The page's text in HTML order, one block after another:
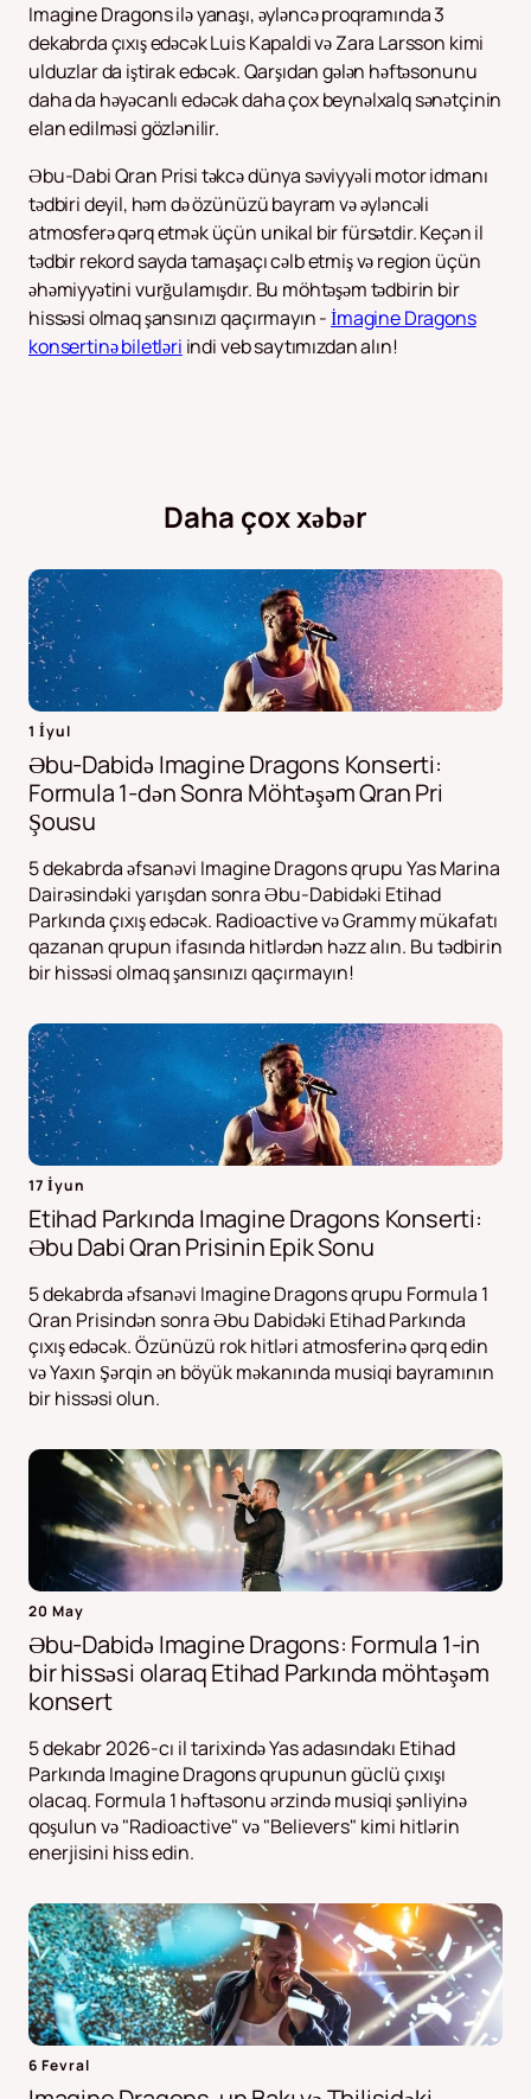
Imagine Dragons ilə yanaşı, əyləncə proqramında 3
dekabrda çıxış edəcək Luis Kapaldi və Zara Larsson kimi
ulduzlar da iştirak edəcək. Qarşıdan gələn həftəsonunu
daha da həyəcanlı edəcək daha çox beynəlxalq sənətçinin
elan edilməsi gözlənilir.
Əbu-Dabi Qran Prisi təkcə dünya səviyyəli motor idmanı
tədbiri deyil, həm də özünüzü bayram və əyləncəli
atmosferə qərq etmək üçün unikal bir fürsətdir. Keçən il
tədbir rekord sayda tamaşaçı cəlb etmiş və region üçün
əhəmiyyətini vurğulamışdır. Bu möhtəşəm tədbirin bir
hissəsi olmaq şansınızı qaçırmayın -İmagine Dragons
konsertinə biletləri indi veb saytımızdan alın!
Daha çox xəbər
1 İyul
Əbu-Dabidə Imagine Dragons Konserti:
Formula 1-dən Sonra Möhtəşəm Qran Pri
Şousu
5 dekabrda əfsanəvi Imagine Dragons qrupu Yas Marina
Dairəsindəki yarışdan sonra Əbu-Dabidəki Etihad
Parkında çıxış edəcək. Radioactive və Grammy mükafatı
qazanan qrupun ifasında hitlərdən həzz alın. Bu tədbirin
bir hissəsi olmaq şansınızı qaçırmayın!
17 İyun
Etihad Parkında Imagine Dragons Konserti:
Əbu Dabi Qran Prisinin Epik Sonu
5 dekabrda əfsanəvi Imagine Dragons qrupu Formula 1
Qran Prisindən sonra Əbu Dabidəki Etihad Parkında
çıxış edəcək. Özünüzü rok hitləri atmosferinə qərq edin
və Yaxın Şərqin ən böyük məkanında musiqi bayramının
bir hissəsi olun.
20 May
Əbu-Dabidə Imagine Dragons: Formula 1-in
bir hissəsi olaraq Etihad Parkında möhtəşəm
konsert
5 dekabr 2026-cı il tarixində Yas adasındakı Etihad
Parkında Imagine Dragons qrupunun güclü çıxışı
olacaq. Formula 1 həftəsonu ərzində musiqi şənliyinə
qoşulun və "Radioactive" və "Believers" kimi hitlərin
enerjisini hiss edin.
6 Fevral